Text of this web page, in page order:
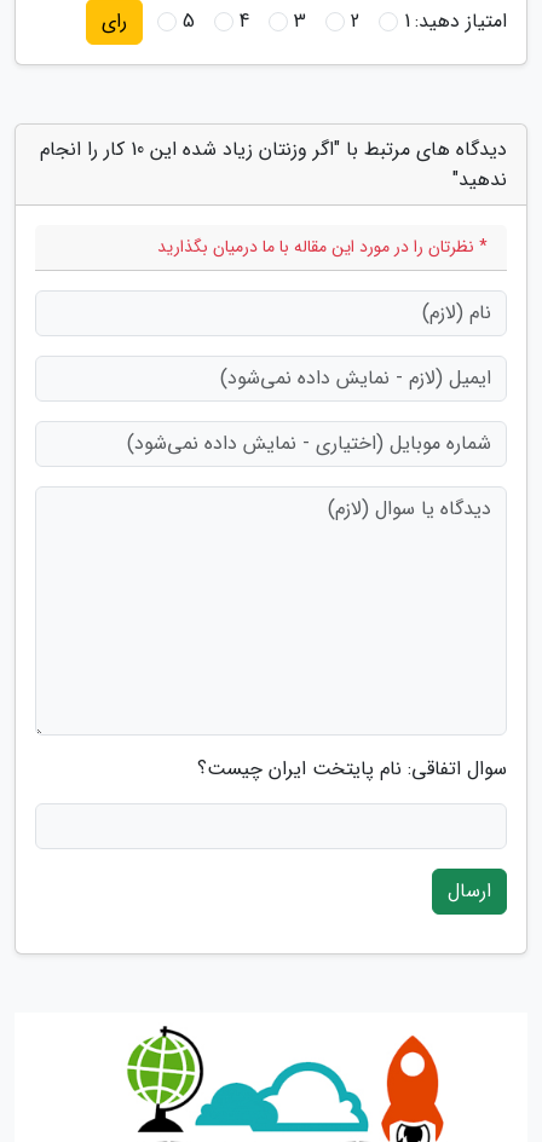
امتیاز دهید:1
2
3
4
5 رای
دیدگاه های مرتبط با "اگر وزنتان زیاد شده این 10 کار را انجام
ندهید"
* نظرتان را در مورد این مقاله با ما درمیان بگذارید
سوال اتفاقی: نام پایتخت ایران چیست؟
ارسال